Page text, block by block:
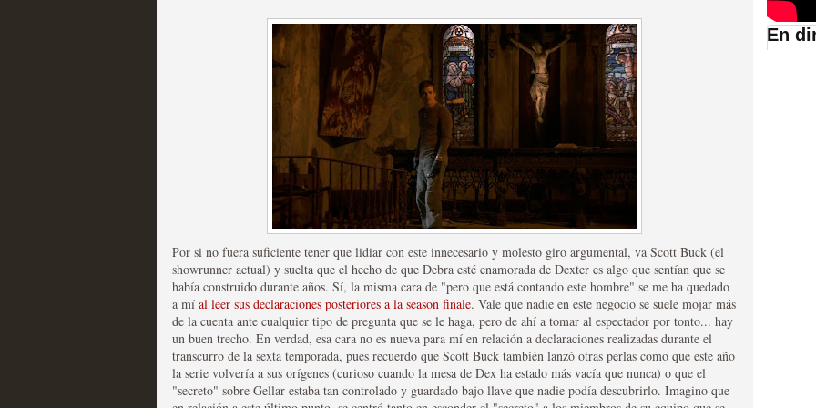
Mi experiencia como usuario de HBO España
Recomendación de la semana
The Get Down o cómo acabar siendo una de las
series más caras de la historia
MOLTISANTI
Recomendación de la semana
Por si no fuera suficiente tener que lidiar con este innecesario y molesto giro argumental, va Scott Buck (el
showrunner actual) y suelta que el hecho de que Debra esté enamorada de Dexter es algo que sentían que se
había construido durante años. Sí, la misma cara de "pero que está contando este hombre" se me ha quedado
a mí al leer sus declaraciones posteriores a la season finale. Vale que nadie en este negocio se suele mojar más
de la cuenta ante cualquier tipo de pregunta que se le haga, pero de ahí a tomar al espectador por tonto... hay
un buen trecho. En verdad, esa cara no es nueva para mí en relación a declaraciones realizadas durante el
transcurro de la sexta temporada, pues recuerdo que Scott Buck también lanzó otras perlas como que este año
la serie volvería a sus orígenes (curioso cuando la mesa de Dex ha estado más vacía que nunca) o que el
"secreto" sobre Gellar estaba tan controlado y guardado bajo llave que nadie podía descubrirlo. Imagino que
En